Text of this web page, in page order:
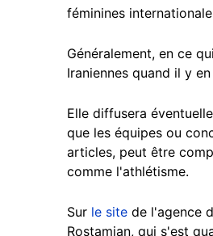
féminines
Généralement, en ce
Iraniennes quand il y
Elle diffusera
que les équipes ou
articles, peut être
comme l'athlétisme.
Sur le site de l'agence
Rostamian, qui s'est